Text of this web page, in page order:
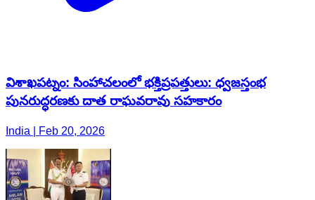
విశాఖపట్నం: సింహాచలంలో భక్తిప్రపత్తులు: ధ్వజస్తంభ
పునరుద్ధరణకు దాత రాఘవరావు సహకారం
India | Feb 20, 2026